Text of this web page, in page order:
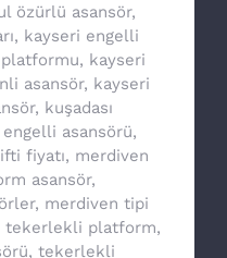
özürlü asansör,
, kayseri engelli
, kayseri
asansör, kayseri
, kuşadası
asansörü,
fiyatı, merdiven
asansör,
, merdiven tipi
tekerlekli platform,
, tekerlekli